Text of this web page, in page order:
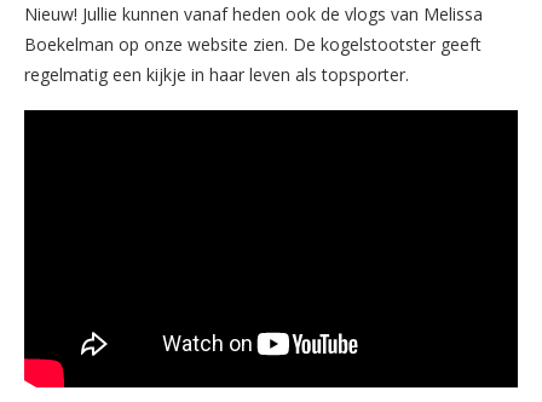
Nieuw! Jullie kunnen vanaf heden ook de vlogs van Melissa
Boekelman op onze website zien. De kogelstootster geeft
regelmatig een kijkje in haar leven als topsporter.